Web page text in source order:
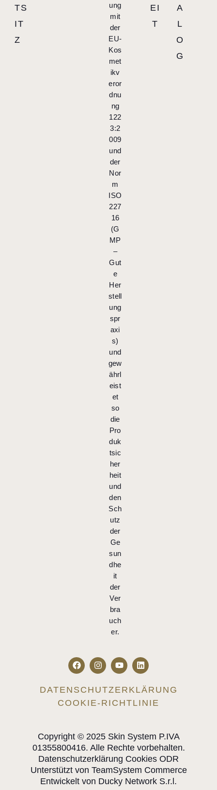
TS
IT
Z
ung
mit
der
EU-
Kos
met
ikv
eror
dnu
ng
122
3:2
009
und
der
Nor
m
ISO
227
16
(G
MP
–
Gut
e
Her
stell
ung
spr
axi
s)
und
gew
ährl
eist
et
so
die
Pro
duk
tsic
her
heit
und
den
Sch
utz
der
Ge
sun
dhe
it
der
Ver
bra
uch
er.
EI
T
A
L
O
G
DATENSCHUTZERKLÄRUNG
COOKIE-RICHTLINIE
Copyright © 2025 Skin System P.IVA
01355800416. Alle Rechte vorbehalten.
Datenschutzerklärung Cookies ODR
Unterstützt von TeamSystem Commerce
Entwickelt von Ducky Network S.r.l.